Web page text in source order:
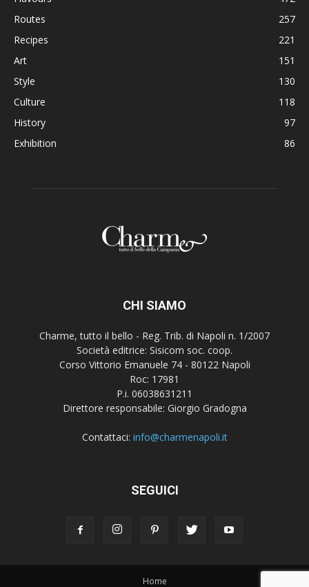
Routes
257
Recipes
221
Art
151
Style
130
Culture
118
History
97
Exhibition
86
CHI SIAMO
Charme, tutto il bello - Reg. Trib. di Napoli n. 1/2007
Società editrice: Sisicom soc. coop.
Corso Vittorio Emanuele 74 - 80122 Napoli
Roc: 17981
P.i. 06038631211
Direttore responsabile: Giorgio Gradogna
Contattaci: info@charmenapoli.it
SEGUICI
Home